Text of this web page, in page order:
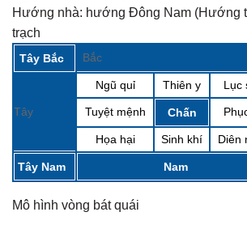
Hướng nhà: hướng Đông Nam (Hướng
trạch
Tây Bắc Bắc
Tây
Ngũ quỉ Thiên y Lục
Tuyệt mệnh Chấn
Họa hại Sinh khí Diên
Tây Nam Nam
Mô hình vòng bát quái